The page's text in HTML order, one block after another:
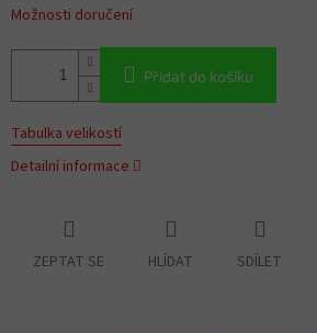
Možnosti doručení
Přidat do košíku
Tabulka velikostí
Detailní informace
ZEPTAT SE HLÍDAT SDÍLET